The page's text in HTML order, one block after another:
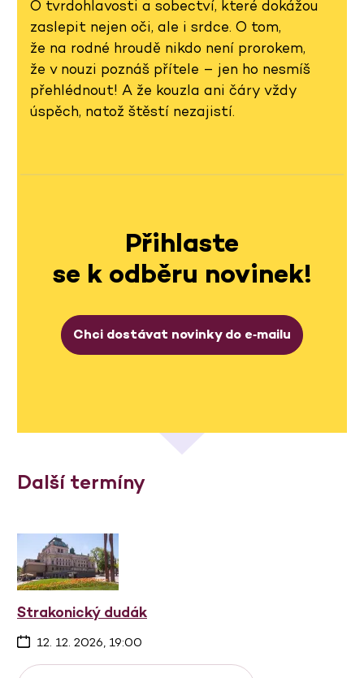
O tvrdohlavosti a sobectví, které dokážou
zaslepit nejen oči, ale i srdce. O tom,
že na rodné hroudě nikdo není prorokem,
že v nouzi poznáš přítele – jen ho nesmíš
přehlédnout! A že kouzla ani čáry vždy
úspěch, natož štěstí nezajistí.
Přihlaste
se k odběru novinek!
Chci dostávat novinky do e‑mailu
Další termíny
Strakonický dudák
12. 12. 2026, 19:00